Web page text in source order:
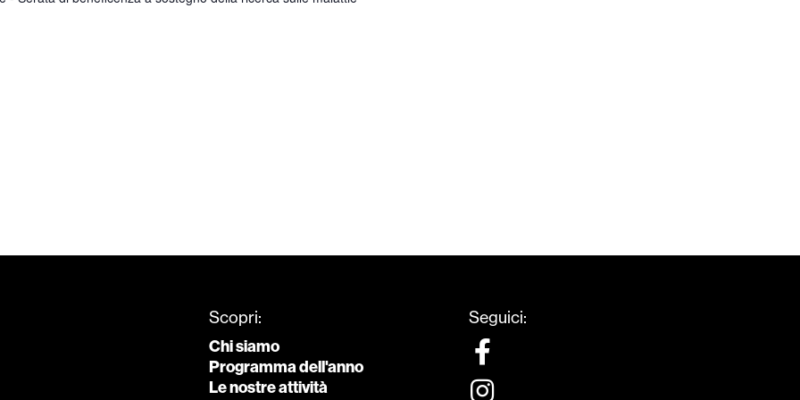
Scopri:
Chi siamo
Programma dell'anno
Le nostre attività
Seguici: